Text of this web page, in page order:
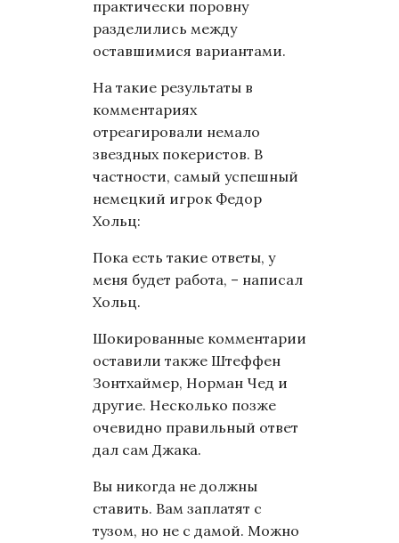
практически поровну
разделились между
оставшимися вариантами.
На такие результаты в
комментариях
отреагировали немало
звездных покеристов. В
частности, самый успешный
немецкий игрок Федор
Хольц:
Пока есть такие ответы, у
меня будет работа, – написал
Хольц.
Шокированные комментарии
оставили также Штеффен
Зонтхаймер, Норман Чед и
другие. Несколько позже
очевидно правильный ответ
дал сам Джака.
Вы никогда не должны
ставить. Вам заплатят с
тузом, но не с дамой. Можно